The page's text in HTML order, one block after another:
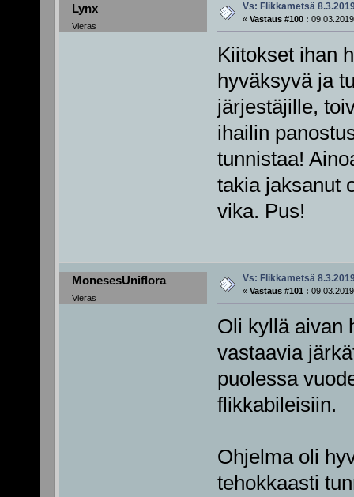
Lynx
Vieras
Vs: Flikkametsä
« Vastaus #100 :
Kiitokset ihan
hyväksyvä ja
järjestäjille,
ihailin
tunnistaa!
takia jaksanut
vika. Pus!
MonesesUniflora
Vieras
Vs: Flikkametsä
« Vastaus #101 :
Oli kyllä aivan
vastaavia
puolessa
flikkabileisiin.
Ohjelma oli
tehokkaasti